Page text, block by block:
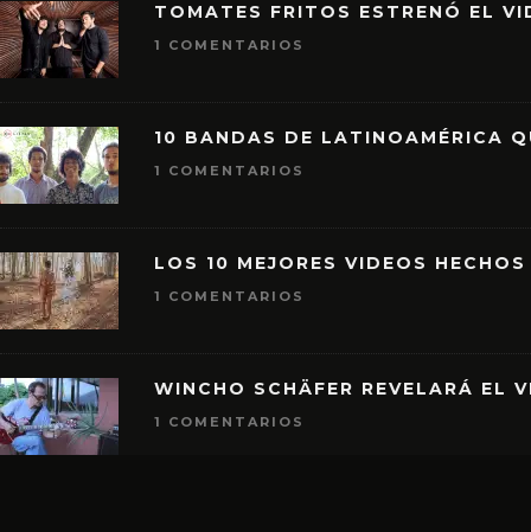
TOMATES FRITOS ESTRENÓ EL
1 COMENTARIOS
10 BANDAS DE LATINOAMÉRICA
1 COMENTARIOS
LOS 10 MEJORES VIDEOS
1 COMENTARIOS
WINCHO SCHÄFER REVELARÁ EL
1 COMENTARIOS